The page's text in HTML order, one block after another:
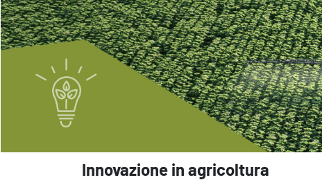
Innovazione in agricoltura